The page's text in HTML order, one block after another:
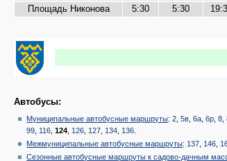
Площадь Никонова
5:30 5:30
Автобусы:
Муниципальные автобусные маршруты:2 ,5в ,6а ,6р ,8 ,
99 116 ,124 126 127 134 136
Межмуниципальные автобусные маршруты: 137 146
Сезонные автобусные маршруты к садово-дачным